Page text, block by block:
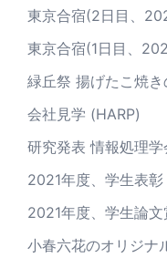
東京合宿(2日目、
東京合宿(1日目、
緑丘祭 揚げたこ焼
会社見学 (HARP)
研究発表 情報処理
2021年度、学生表彰
2021年度、学生論文
小春六花のオリジナ